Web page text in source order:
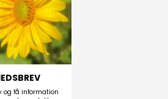
Danmark
og få information